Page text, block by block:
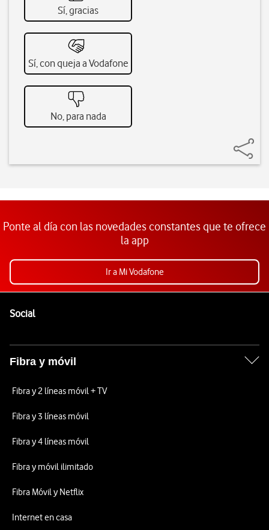
Sí, gracias
Sí, con queja a Vodafone
No, para nada
Ponte al día con las novedades constantes que te ofrece
la app
Ir a Mi Vodafone
SocialEnlaces a las redes sociales de Vodafone
Fibra y móvil
Fibra y 2 líneas móvil + TV
Fibra y 3 líneas móvil
Fibra y 4 líneas móvil
Fibra y móvil ilimitado
Fibra Móvil y Netflix
Internet en casa